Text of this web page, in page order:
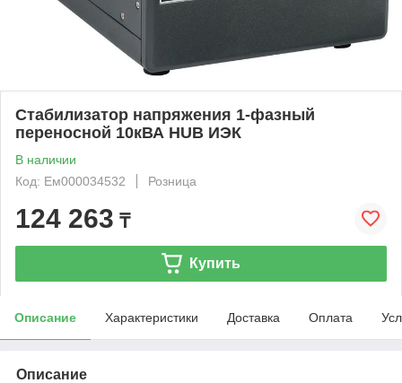
Стабилизатор напряжения 1-фазный
переносной 10кВА HUB ИЭК
В наличии
Код: Ем000034532
Розница
124 263 ₸
Купить
Описание Характеристики Доставка Оплата
Описание